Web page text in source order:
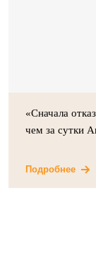
«Сначала
чем за сутки
Подробнее